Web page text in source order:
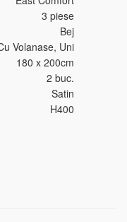
3 piese
Bej
Volanase, Uni
180 x 200cm
2 buc.
Satin
H400